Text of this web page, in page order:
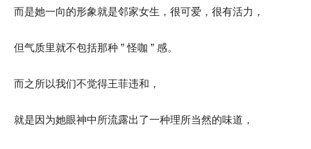
而是她一向的形象就是邻家女生，很可爱，很有活力，
但气质里就不包括那种 ” 怪咖 ” 感。
而之所以我们不觉得王菲违和，
就是因为她眼神中所流露出了一种理所当然的味道，